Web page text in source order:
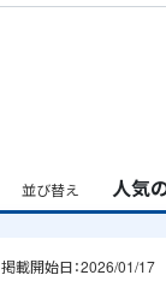
並び替え
掲載開始日：2026/01/17